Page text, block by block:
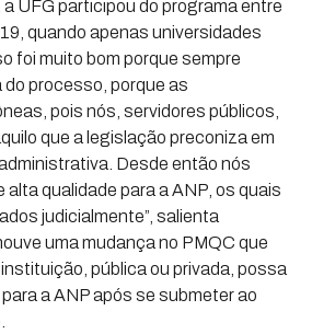
a UFG participou do programa entre
quando apenas universidades
foi muito bom porque sempre
processo, porque as
pois nós, servidores públicos,
que a legislação preconiza em
Desde então nós
qualidade para a ANP, os quais
judicialmente”, salienta
uma mudança no PMQC que
pública ou privada, possa
a ANP após se submeter ao